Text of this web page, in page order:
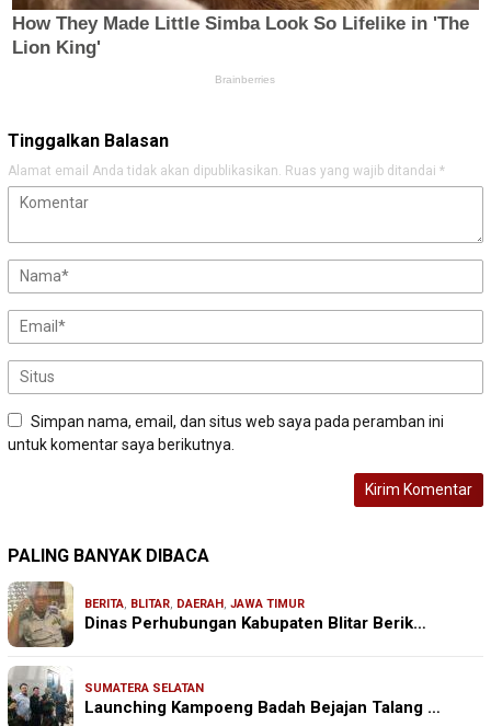
Tinggalkan Balasan
Alamat email Anda tidak akan dipublikasikan. Ruas yang wajib ditandai *
Simpan nama, email, dan situs web saya pada peramban ini
untuk komentar saya berikutnya.
PALING BANYAK DIBACA
BERITA, BLITAR, DAERAH, JAWA TIMUR
Dinas Perhubungan Kabupaten Blitar Berik…
SUMATERA SELATAN
Launching Kampoeng Badah Bejajan Talang …